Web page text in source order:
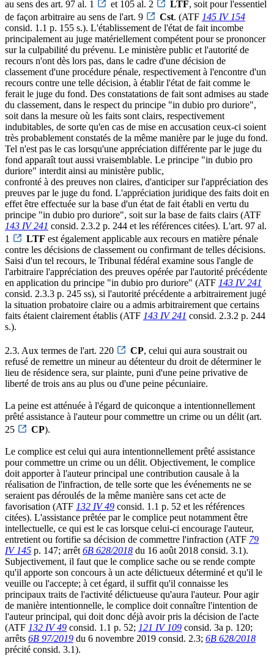
au sens des art. 97 al. 1 et 105 al. 2 LTF, soit pour l'essentiel
de façon arbitraire au sens de l'art. 9
Cst. (ATF 145 IV 154
consid. 1.1 p. 155 s.). L'établissement de l'état de fait incombe
principalement au juge matériellement compétent pour se prononcer
sur la culpabilité du prévenu. Le ministère public et l'autorité de
recours n'ont dès lors pas, dans le cadre d'une décision de
classement d'une procédure pénale, respectivement à l'encontre d'un
recours contre une telle décision, à établir l'état de fait comme le
ferait le juge du fond. Des constatations de fait sont admises au stade
du classement, dans le respect du principe "in dubio pro duriore",
soit dans la mesure où les faits sont clairs, respectivement
indubitables, de sorte qu'en cas de mise en accusation ceux-ci soient
très probablement constatés de la même manière par le juge du fond.
Tel n'est pas le cas lorsqu'une appréciation différente par le juge du
fond apparaît tout aussi vraisemblable. Le principe "in dubio pro
duriore" interdit ainsi au ministère public,
confronté à des preuves non claires, d'anticiper sur l'appréciation des
preuves par le juge du fond. L'appréciation juridique des faits doit en
effet être effectuée sur la base d'un état de fait établi en vertu du
principe "in dubio pro duriore", soit sur la base de faits clairs (ATF
143 IV 241 consid. 2.3.2 p. 244 et les références citées). L'art. 97 al.
1
LTF est également applicable aux recours en matière pénale
contre les décisions de classement ou confirmant de telles décisions.
Saisi d'un tel recours, le Tribunal fédéral examine sous l'angle de
l'arbitraire l'appréciation des preuves opérée par l'autorité précédente
en application du principe "in dubio pro duriore" (ATF 143 IV 241
consid. 2.3.3 p. 245 ss), si l'autorité précédente a arbitrairement jugé
la situation probatoire claire ou a admis arbitrairement que certains
faits étaient clairement établis (ATF 143 IV 241 consid. 2.3.2 p. 244
s.).
2.3. Aux termes de l'art. 220 CP, celui qui aura soustrait ou
refusé de remettre un mineur au détenteur du droit de déterminer le
lieu de résidence sera, sur plainte, puni d'une peine privative de
liberté de trois ans au plus ou d'une peine pécuniaire.
La peine est atténuée à l'égard de quiconque a intentionnellement
prêté assistance à l'auteur pour commettre un crime ou un délit (art.
25
CP).
Le complice est celui qui aura intentionnellement prêté assistance
pour commettre un crime ou un délit. Objectivement, le complice
doit apporter à l'auteur principal une contribution causale à la
réalisation de l'infraction, de telle sorte que les événements ne se
seraient pas déroulés de la même manière sans cet acte de
favorisation (ATF 132 IV 49 consid. 1.1 p. 52 et les références
citées). L'assistance prêtée par le complice peut notamment être
intellectuelle, ce qui est le cas lorsque celui-ci encourage l'auteur,
entretient ou fortifie sa décision de commettre l'infraction (ATF 79
IV 145 p. 147; arrêt 6B 628/2018 du 16 août 2018 consid. 3.1).
Subjectivement, il faut que le complice sache ou se rende compte
qu'il apporte son concours à un acte délictueux déterminé et qu'il le
veuille ou l'accepte; à cet égard, il suffit qu'il connaisse les
principaux traits de l'activité délictueuse qu'aura l'auteur. Pour agir
de manière intentionnelle, le complice doit connaître l'intention de
l'auteur principal, qui doit donc déjà avoir pris la décision de l'acte
(ATF 132 IV 49 consid. 1.1 p. 52; 121 IV 109 consid. 3a p. 120;
arrêts 6B 97/2019 du 6 novembre 2019 consid. 2.3; 6B 628/2018
précité consid. 3.1).